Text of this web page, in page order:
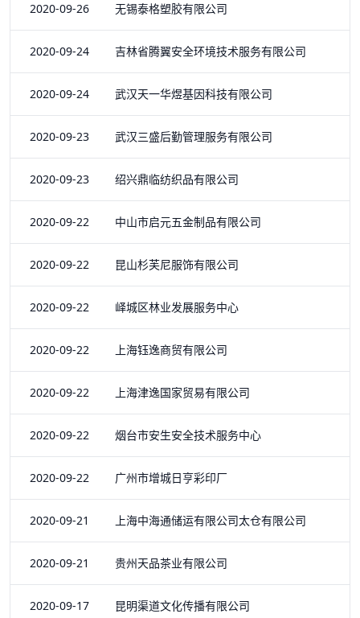
2020-09-26 无锡泰格塑胶有限公司
2020-09-24 吉林省腾翼安全环境技术服务有限公司
2020-09-24 武汉天一华煜基因科技有限公司
2020-09-23 武汉三盛后勤管理服务有限公司
2020-09-23 绍兴鼎临纺织品有限公司
2020-09-22 中山市启元五金制品有限公司
2020-09-22 昆山杉芙尼服饰有限公司
2020-09-22 峄城区林业发展服务中心
2020-09-22 上海钰逸商贸有限公司
2020-09-22 上海津逸国家贸易有限公司
2020-09-22 烟台市安生安全技术服务中心
2020-09-22 广州市增城日亨彩印厂
2020-09-21 上海中海通储运有限公司太仓有限公司
2020-09-21 贵州天品茶业有限公司
2020-09-17 昆明渠道文化传播有限公司